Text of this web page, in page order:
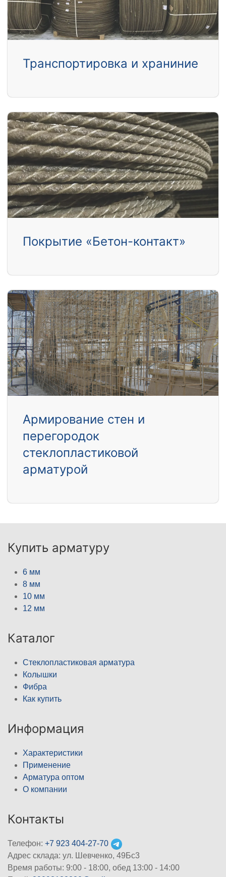
Транспортировка и храниние
Покрытие «Бетон-контакт»
Армирование стен и
перегородок
стеклопластиковой
арматурой
Купить арматуру
6 мм
8 мм
10 мм
12 мм
Каталог
Стеклопластиковая арматура
Колышки
Фибра
Как купить
Информация
Характеристики
Применение
Арматура оптом
О компании
Контакты
Телефон: +7 923 404-27-70
Адрес склада: ул. Шевченко, 49Бс3
Время работы: 9:00 - 18:00, обед 13:00 - 14:00